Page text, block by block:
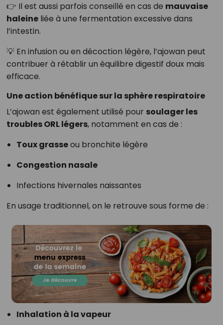
👉 Il est aussi parfois conseillé en cas de mauvaise
haleineliée à une fermentation excessive dans
l’intestin.
💡 En infusion ou en décoction légère, l’ajowan peut
contribuer à rétablir un équilibre digestif doux mais
efficace.
Une action bénéfique sur la sphère respiratoire
L’ajowan est également utilisé pour soulager les
troubles ORL légers, notamment en cas de :
Toux grasseou bronchite légère
Congestion nasale
Infections hivernales naissantes
En usage traditionnel, on le retrouve sous forme de :
Inhalation à la vapeur